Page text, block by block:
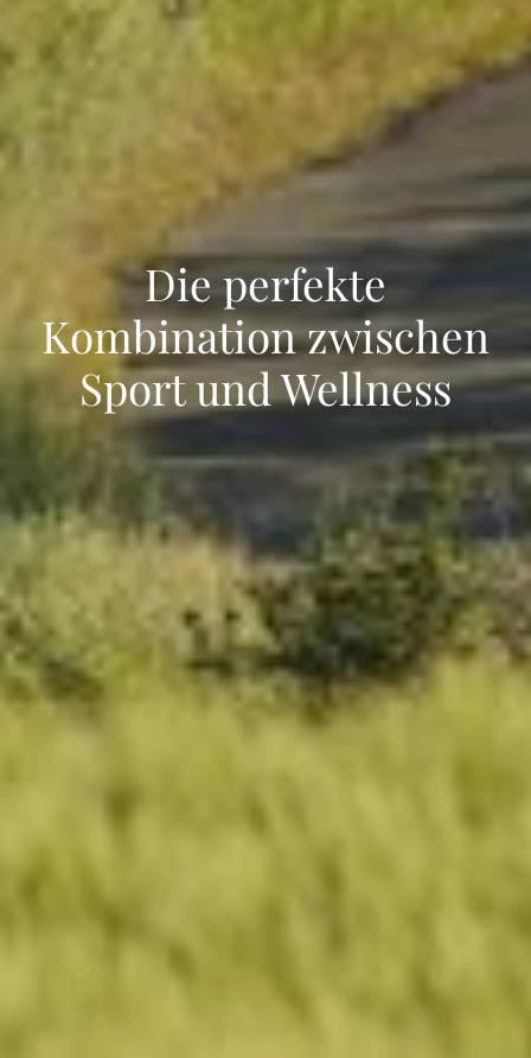
Die perfekte
Kombination zwischen
Sport und Wellness